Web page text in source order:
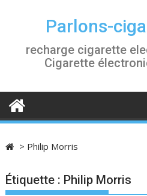
c
n
Parlons-
recharge cigarette
Cigarette
> Philip Morris
Étiquette : Philip Morris